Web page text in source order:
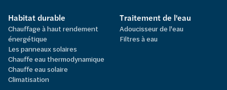
Habitat durable
Chauffage à haut rendement
énergétique
Les panneaux solaires
Chauffe eau thermodynamique
Chauffe eau solaire
Climatisation
Traitement de l'eau
Adoucisseur de l'eau
Filtres à eau